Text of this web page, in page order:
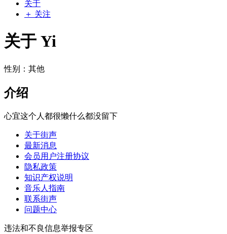
关于
＋ 关注
关于 Yi
性别：其他
介绍
心宜这个人都很懒什么都没留下
关于街声
最新消息
会员用户注册协议
隐私政策
知识产权说明
音乐人指南
联系街声
问题中心
违法和不良信息举报专区